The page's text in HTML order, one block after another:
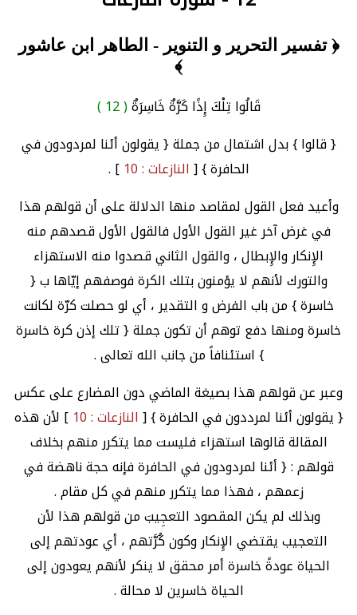
﴿ تفسير التحرير و التنوير - الطاهر ابن عاشور
﴾
قَالُوا تِلْكَ إِذًا كَرَّةٌ خَاسِرَةٌ( 12 )
{ قالوا } بدل اشتمال من جملة { يقولون أئنا لمردودون في
الحافرة } [النازعات : 10
] .
وأعيد فعل القول لمقاصد منها الدلالة على أن قولهم هذا
في غرض آخر غير القول الأول فالقول الأول قصدهم منه
الإِنكار والإِبطال ، والقول الثاني قصدوا منه الاستهزاء
والتورك لأنهم لا يؤمنون بتلك الكرة فوصفهم إيّاها ب {
خاسرة } من باب الفرض و التقدير ، أي لو حصلت كرّة لكانت
خاسرة ومنها دفع توهم أن تكون جملة { تلك إذن كرة خاسرة
} استئنافاً من جانب الله تعالى .
وعبر عن قولهم هذا بصيغة الماضي دون المضارع على عكس
{ يقولون أئنا لمرددون في الحافرة } [النازعات : 10
] لأن هذه
المقالة قالوها استهزاء فليست مما يتكرر منهم بخلاف
قولهم : { أئنا لمردودون في الحافرة فإنه حجة ناهضة في
زعمهم ، فهذا مما يتكرر منهم في كل مقام .
وبذلك لم يكن المقصود التعجِيبَ من قولهم هذا لأن
التعجيب يقتضي الإِنكار وكون كُرَّتهم ، أي عودتهم إلى
الحياة عودةً خاسرة أمر محقق لا ينكر لأنهم يعودون إلى
الحياة خاسرين لا محالة .